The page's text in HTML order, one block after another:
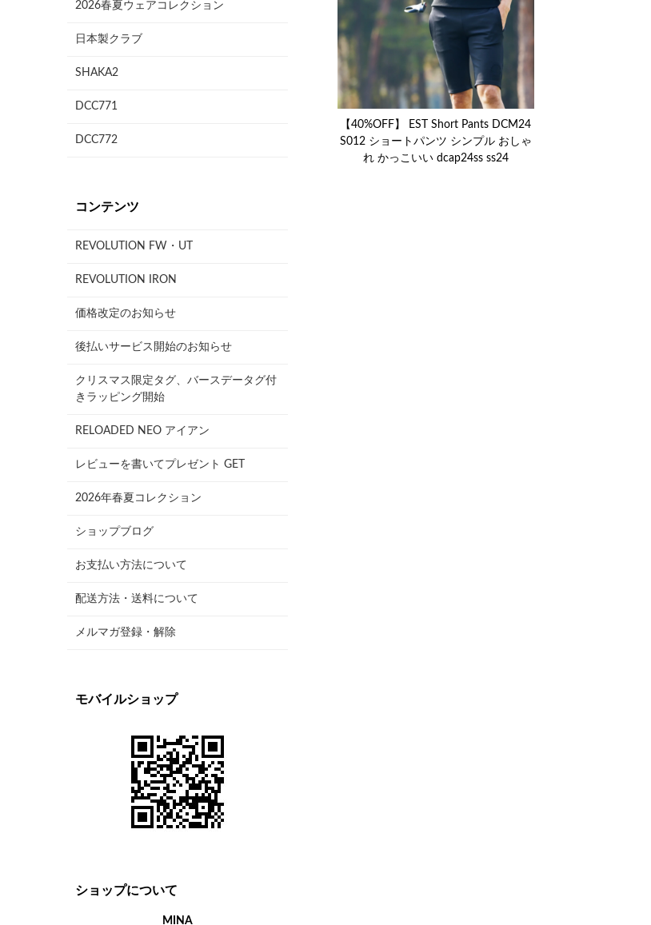
【40%OFF】 EST Short Pants DCM24
S012 ショートパンツ シンプル おしゃ
れ かっこいい dcap24ss ss24
2026春夏ウェアコレクション
日本製クラブ
SHAKA2
DCC771
DCC772
コンテンツ
REVOLUTION FW・UT
REVOLUTION IRON
価格改定のお知らせ
後払いサービス開始のお知らせ
クリスマス限定タグ、バースデータグ付
きラッピング開始
RELOADED NEO アイアン
レビューを書いてプレゼント GET
2026年春夏コレクション
ショップブログ
お支払い方法について
配送方法・送料について
メルマガ登録・解除
モバイルショップ
ショップについて
MINA